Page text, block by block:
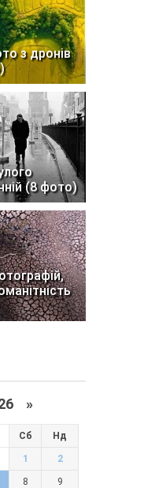
з дронів
(8 фото)
»
Сб Нд
1 2
8 9